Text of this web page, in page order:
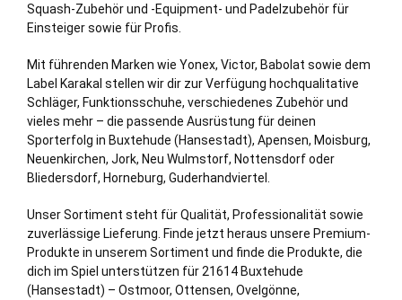
Squash-Zubehör und -Equipment- und Padelzubehör für
Einsteiger sowie für Profis.
Mit führenden Marken wie Yonex, Victor, Babolat sowie dem
Label Karakal stellen wir dir zur Verfügung hochqualitative
Schläger, Funktionsschuhe, verschiedenes Zubehör und
vieles mehr – die passende Ausrüstung für deinen
Sporterfolg in Buxtehude (Hansestadt), Apensen, Moisburg,
Neuenkirchen, Jork, Neu Wulmstorf, Nottensdorf oder
Bliedersdorf, Horneburg, Guderhandviertel.
Unser Sortiment steht für Qualität, Professionalität sowie
zuverlässige Lieferung. Finde jetzt heraus unsere Premium-
Produkte in unserem Sortiment und finde die Produkte, die
dich im Spiel unterstützen für 21614 Buxtehude
(Hansestadt) – Ostmoor, Ottensen, Ovelgönne,